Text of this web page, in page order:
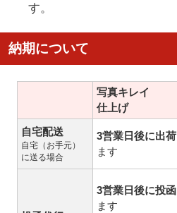
す。
納期について
写真キレイ
仕上げ
自宅配送
自宅（お手元）
に送る場合
3営業日後に出荷
ます
3営業日後に投函
ます